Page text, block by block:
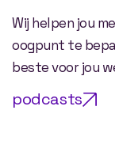
Wij helpen jou
oogpunt te
beste voor jou
podcasts